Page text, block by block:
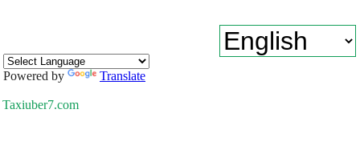
Powered by Translate
Taxiuber7.com